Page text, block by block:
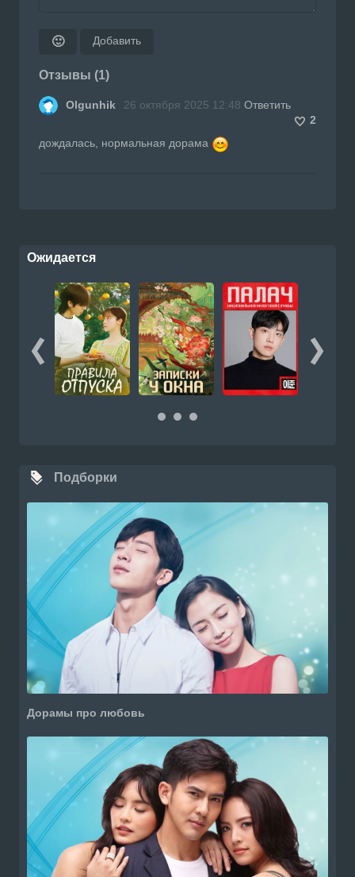
🙂 Добавить
Отзывы (1)
Olgunhik 26 октября 2025 12:48 Ответить
2
дождалась, нормальная дорама
Ожидается
Подборки
Дорамы про любовь